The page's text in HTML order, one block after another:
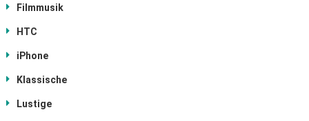
Filmmusik
HTC
iPhone
Klassische
Lustige